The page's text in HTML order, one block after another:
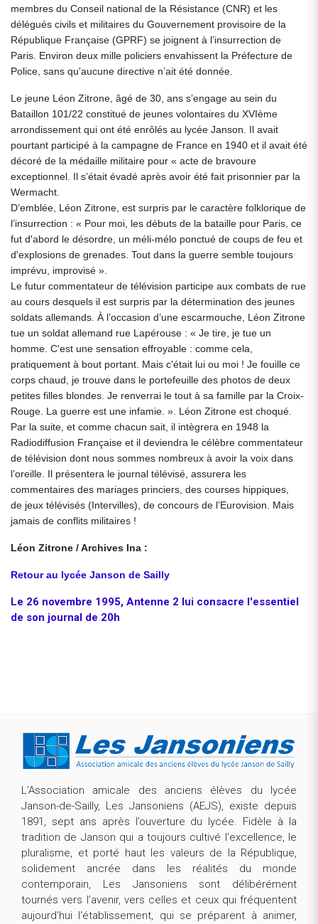
membres du Conseil national de la Résistance (CNR) et les
délégués civils et militaires du Gouvernement provisoire de la
République Française (GPRF) se joignent à l’insurrection de
Paris. Environ deux mille policiers envahissent la Préfecture de
Police, sans qu'aucune directive n’ait été donnée.
Le jeune Léon Zitrone, âgé de 30, ans s’engage au sein du
Bataillon 101/22 constitué de jeunes volontaires du XVIème
arrondissement qui ont été enrôlés au lycée Janson. Il avait
pourtant participé à la campagne de France en 1940 et il avait été
décoré de la médaille militaire pour « acte de bravoure
exceptionnel. Il s’était évadé après avoir été fait prisonnier par la
Wermacht.
D’emblée, Léon Zitrone, est surpris par le caractère folklorique de
l’insurrection : « Pour moi, les débuts de la bataille pour Paris, ce
fut d'abord le désordre, un méli-mélo ponctué de coups de feu et
d'explosions de grenades. Tout dans la guerre semble toujours
imprévu, improvisé ».
Le futur commentateur de télévision participe aux combats de rue
au cours desquels il est surpris par la détermination des jeunes
soldats allemands. À l’occasion d’une escarmouche, Léon Zitrone
tue un soldat allemand rue Lapérouse : « Je tire, je tue un
homme. C'est une sensation effroyable : comme cela,
pratiquement à bout portant. Mais c'était lui ou moi ! Je fouille ce
corps chaud, je trouve dans le portefeuille des photos de deux
petites filles blondes. Je renverrai le tout à sa famille par la Croix-
Rouge. La guerre est une infamie. ». Léon Zitrone est choqué.
Par la suite, et comme chacun sait, il intègrera en 1948 la
Radiodiffusion Française et il deviendra le célèbre commentateur
de télévision dont nous sommes nombreux à avoir la voix dans
l’oreille. Il présentera le journal télévisé, assurera les
commentaires des mariages princiers, des courses hippiques,
de jeux télévisés (Intervilles), de concours de l’Eurovision. Mais
jamais de conflits militaires !
Léon Zitrone / Archives Ina :
Retour au lycée Janson de Sailly
Le 26 novembre 1995, Antenne 2 lui consacre l'essentiel
de son journal de 20h
L’Association amicale des anciens élèves du lycée
Janson-de-Sailly, Les Jansoniens (AEJS), existe depuis
1891, sept ans après l’ouverture du lycée. Fidèle à la
tradition de Janson qui a toujours cultivé l’excellence, le
pluralisme, et porté haut les valeurs de la République,
solidement ancrée dans les réalités du monde
contemporain, Les Jansoniens sont délibérément
tournés vers l’avenir, vers celles et ceux qui fréquentent
aujourd'hui l'établissement, qui se préparent à animer,